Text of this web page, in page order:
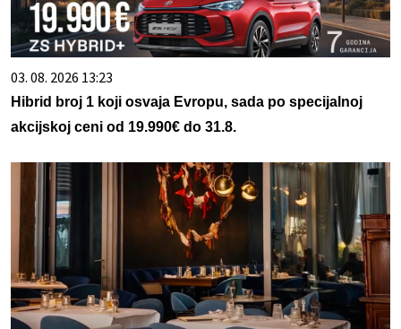
03. 08. 2026 13:23
Hibrid broj 1 koji osvaja Evropu, sada po specijalnoj
akcijskoj ceni od 19.990€ do 31.8.